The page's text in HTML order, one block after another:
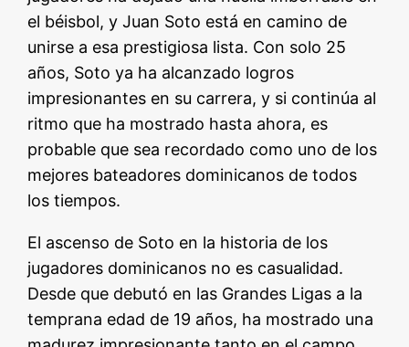
el béisbol, y Juan Soto está en camino de
unirse a esa prestigiosa lista. Con solo 25
años, Soto ya ha alcanzado logros
impresionantes en su carrera, y si continúa al
ritmo que ha mostrado hasta ahora, es
probable que sea recordado como uno de los
mejores bateadores dominicanos de todos
los tiempos.
El ascenso de Soto en la historia de los
jugadores dominicanos no es casualidad.
Desde que debutó en las Grandes Ligas a la
temprana edad de 19 años, ha mostrado una